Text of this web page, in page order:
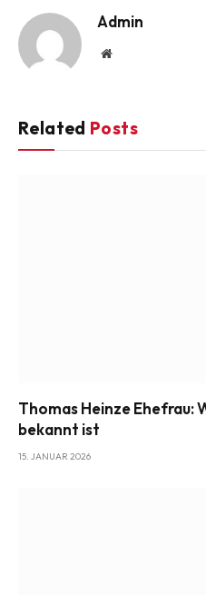
Admin
Website
Related Posts
Thomas Heinze Ehefrau:
bekannt ist
15. JANUAR 2026